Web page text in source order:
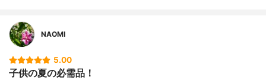
NAOMI
5.00
子供の夏の必需品！